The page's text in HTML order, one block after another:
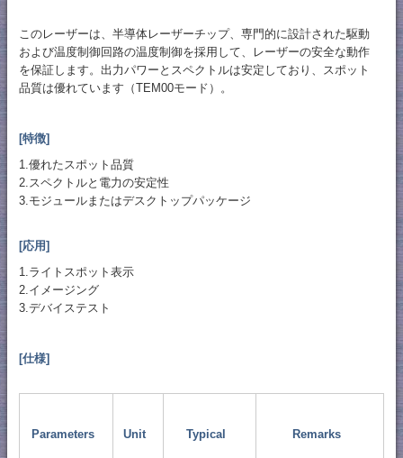
このレーザーは、半導体レーザーチップ、専門的に設計された駆動
および温度制御回路の温度制御を採用して、レーザーの安全な動作
を保証します。出力パワーとスペクトルは安定しており、スポット
品質は優れています（TEM00モード）。
[特徴]
1.優れたスポット品質
2.スペクトルと電力の安定性
3.モジュールまたはデスクトップパッケージ
[応用]
1.ライトスポット表示
2.イメージング
3.デバイステスト
[仕様]
Parameters Unit Typical Remarks